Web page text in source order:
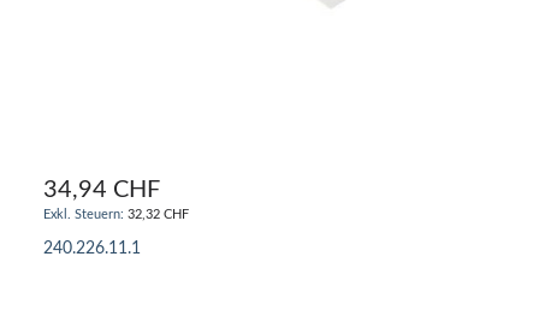
34,94 CHF
32,32 CHF
240.226.11.1